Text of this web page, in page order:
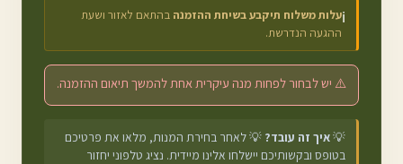
ℹ️עלות משלוח תיקבע בשיחת ההזמנה בהתאם לאזור ושעת
ההגעה הנדרשת.
⚠️ יש לבחור לפחות מנה עיקרית אחת להמשך תיאום ההזמנה.
💡איך זה עובד? 💡 לאחר בחירת המנות, מלאו את פרטיכם
בטופס ובקשותיכם יישלחו אלינו מיידית. נציג טלפוני יחזור